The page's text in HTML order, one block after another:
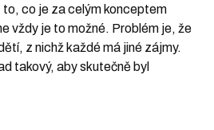
to, co je za celým konceptem
vždy je to možné. Problém je, že
z nichž každé má jiné zájmy.
takový, aby skutečně byl